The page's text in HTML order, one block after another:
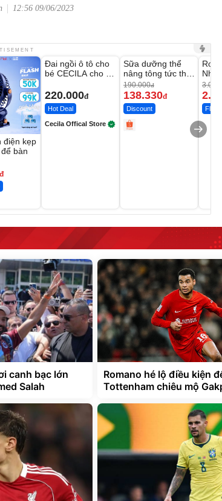
12:56 09/06/2023
điện kẹp
bàn
đ
Đai ngồi ô tô cho
bé CECILA cho bé
220.000đ
Hot Deal
Cecila Offical Store
-27%
Sữa dưỡng thể
nâng tông tức thì
Vaseline Body
190.000đ
138.330đ
Discount
Nhà
Flash
canh bạc lớn
Salah
Romano hé lộ điều kiện
Tottenham chiêu mộ